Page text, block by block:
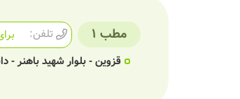
مطب 1 تلفن:
قزوین - بلوار شهید باهنر -